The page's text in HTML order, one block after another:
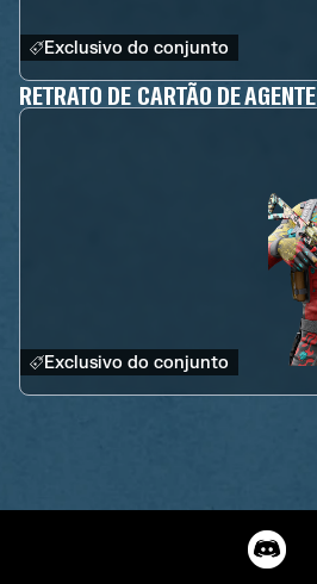
Exclusivo do conjunto
RETRATO DE CARTÃO DE AGENTE
Exclusivo do conjunto